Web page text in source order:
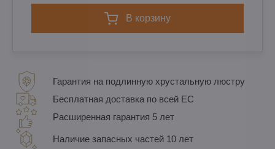
в корзину
Гарантия на подлинную хрустальную люстру
Бесплатная доставка по всей ЕС
Расширенная гарантия 5 лет
Наличие запасных частей 10 лет